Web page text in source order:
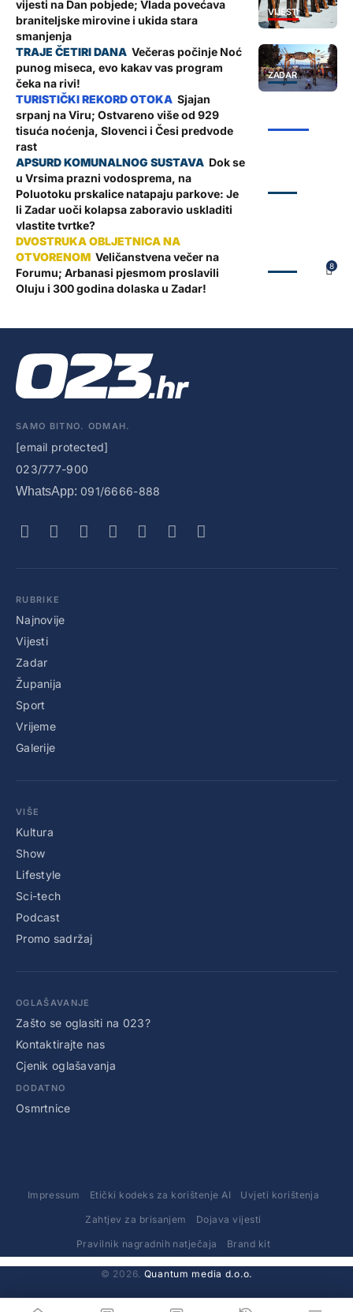
VIJESTI
vijesti na Dan pobjede; Vlada povećava
braniteljske mirovine i ukida stara
smanjenja
ZADAR
Večeras počinje Noć
punog miseca, evo kakav vas program
čeka na rivi!
Sjajan
srpanj na Viru; Ostvareno više od 929
tisuća noćenja, Slovenci i Česi predvode
rast
Dok se
u Vrsima prazni vodosprema, na
Poluotoku prskalice natapaju parkove: Je
li Zadar uoči kolapsa zaboravio uskladiti
vlastite tvrtke?
8
Veličanstvena večer na
Forumu; Arbanasi pjesmom proslavili
Oluju i 300 godina dolaska u Zadar!
SAMO BITNO. ODMAH.
[email protected]
023/777-900
WhatsApp: 091/6666-888
RUBRIKE
Najnovije
Vijesti
Zadar
Županija
Sport
Vrijeme
Galerije
VIŠE
Kultura
Show
Lifestyle
Sci-tech
Podcast
Promo sadržaj
OGLAŠAVANJE
Zašto se oglasiti na 023?
Kontaktirajte nas
Cjenik oglašavanja
DODATNO
Osmrtnice
Impressum Etički kodeks za korištenje AI Uvjeti korištenja
Zahtjev za brisanjem Dojava vijesti
Pravilnik nagradnih natječaja Brand kit
© 2026. Quantum media d.o.o.